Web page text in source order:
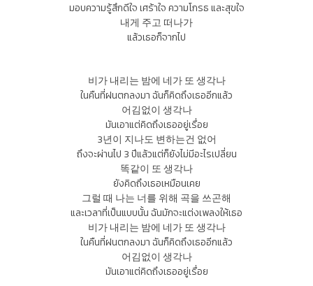
มอบความรู้สึกดีใจ เศร้าใจ ความโกรธ และสุขใจ
내게 주고 떠나가
แล้วเธอก็จากไป
비가 내리는 밤에 네가 또 생각나
ในคืนที่ฝนตกลงมา ฉันก็คิดถึงเธออีกแล้ว
어김없이 생각나
มันเอาแต่คิดถึงเธออยู่เรื่อย
3년이 지나도 변하는건 없어
ถึงจะผ่านไป 3 ปีแล้วแต่ก็ยังไม่มีอะไรเปลี่ยน
똑같이 또 생각나
ยังคิดถึงเธอเหมือนเคย
그럴 때 나는 너를 위해 곡을 쓰곤해
และเวลาที่เป็นแบบนั้น ฉันมักจะแต่งเพลงให้เธอ
비가 내리는 밤에 네가 또 생각나
ในคืนที่ฝนตกลงมา ฉันก็คิดถึงเธออีกแล้ว
어김없이 생각나
มันเอาแต่คิดถึงเธออยู่เรื่อย